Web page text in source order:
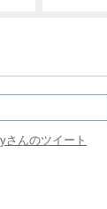
さんのツイート